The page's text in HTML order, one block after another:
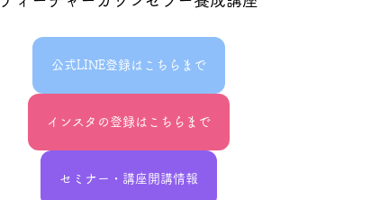
公式LINE登録はこちらまで
インスタの登録はこちらまで
セミナー・講座開講情報